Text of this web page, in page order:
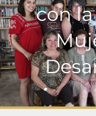
con